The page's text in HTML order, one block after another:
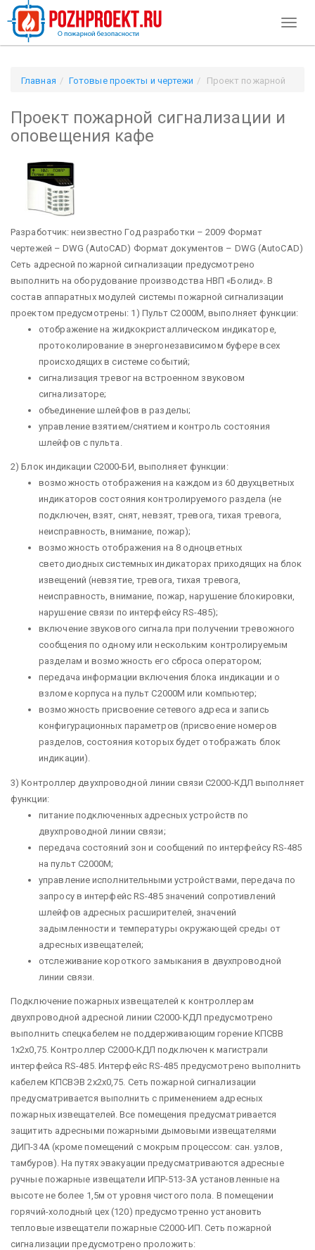
Главная Готовые проекты и чертежи
Проект пожарной
Проект пожарной сигнализации и
оповещения кафе
Разработчик: неизвестно Год разработки – 2009 Формат
чертежей – DWG (AutoCAD) Формат документов – DWG (AutoCAD)
Сеть адресной пожарной сигнализации предусмотрено
выполнить на оборудование производства НВП «Болид». В
состав аппаратных модулей системы пожарной сигнализации
проектом предусмотрены: 1) Пульт С2000М, выполняет функции:
отображение на жидкокристаллическом индикаторе,
протоколирование в энергонезависимом буфере всех
происходящих в системе событий;
сигнализация тревог на встроенном звуковом
сигнализаторе;
объединение шлейфов в разделы;
управление взятием/снятием и контроль состояния
шлейфов с пульта.
2) Блок индикации С2000-БИ, выполняет функции:
возможность отображения на каждом из 60 двухцветных
индикаторов состояния контролируемого раздела (не
подключен, взят, снят, невзят, тревога, тихая тревога,
неисправность, внимание, пожар);
возможность отображения на 8 одноцветных
светодиодных системных индикаторах приходящих на блок
извещений (невзятие, тревога, тихая тревога,
неисправность, внимание, пожар, нарушение блокировки,
нарушение связи по интерфейсу RS-485);
включение звукового сигнала при получении тревожного
сообщения по одному или нескольким контролируемым
разделам и возможность его сброса оператором;
передача информации включения блока индикации и о
взломе корпуса на пульт С2000М или компьютер;
возможность присвоение сетевого адреса и запись
конфигурационных параметров (присвоение номеров
разделов, состояния которых будет отображать блок
индикации).
3) Контроллер двухпроводной линии связи С2000-КДЛ выполняет
функции:
питание подключенных адресных устройств по
двухпроводной линии связи;
передача состояний зон и сообщений по интерфейсу RS-485
на пульт С2000М;
управление исполнительными устройствами, передача по
запросу в интерфейс RS-485 значений сопротивлений
шлейфов адресных расширителей, значений
задымленности и температуры окружающей среды от
адресных извещателей;
отслеживание короткого замыкания в двухпроводной
линии связи.
Подключение пожарных извещателей к контроллерам
двухпроводной адресной линии С2000-КДЛ предусмотрено
выполнить спецкабелем не поддерживающим горение КПСВВ
1х2х0,75. Контроллер С2000-КДЛ подключен к магистрали
интерфейса RS-485. Интерфейс RS-485 предусмотрено выполнить
кабелем КПСВЭВ 2х2х0,75. Сеть пожарной сигнализации
предусматривается выполнить с применением адресных
пожарных извещателей. Все помещения предусматривается
защитить адресными пожарными дымовыми извещателями
ДИП-34А (кроме помещений с мокрым процессом: сан. узлов,
тамбуров). На путях эвакуации предусматриваются адресные
ручные пожарные извещатели ИПР-513-3А установленные на
высоте не более 1,5м от уровня чистого пола. В помещении
горячий-холодный цех (120) предусмотренно установить
тепловые извещатели пожарные С2000-ИП. Сеть пожарной
сигнализации предусмотрено проложить: